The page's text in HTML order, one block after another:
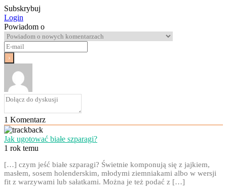
Subskrybuj
Login
Powiadom o
1 Komentarz
Jak ugotować białe szparagi?
1 rok temu
[…] czym jeść białe szparagi? Świetnie komponują się z jajkiem,
masłem, sosem holenderskim, młodymi ziemniakami albo w wersji
fit z warzywami lub sałatkami. Można je też podać z […]